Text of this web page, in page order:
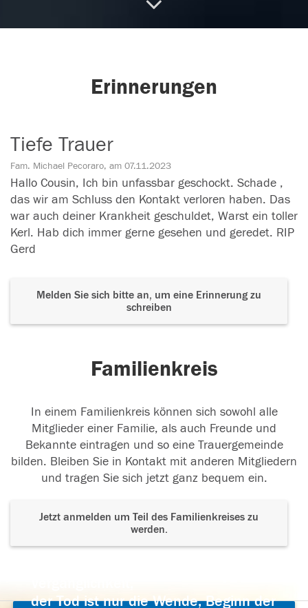
Erinnerungen
Tiefe Trauer
Fam. Michael Pecoraro, am 07.11.2023
Hallo Cousin, Ich bin unfassbar geschockt. Schade ,
das wir am Schluss den Kontakt verloren haben. Das
war auch deiner Krankheit geschuldet, Warst ein toller
Kerl. Hab dich immer gerne gesehen und geredet. RIP
Gerd
Melden Sie sich bitte an, um eine Erinnerung zu
schreiben
Familienkreis
In einem Familienkreis können sich sowohl alle
Mitglieder einer Familie, als auch Freunde und
Bekannte eintragen und so eine Trauergemeinde
bilden. Bleiben Sie in Kontakt mit anderen Mitgliedern
und tragen Sie sich jetzt ganz bequem ein.
Jetzt anmelden um Teil des Familienkreises zu
werden.
der Tod ist nur die Wende, Beginn der